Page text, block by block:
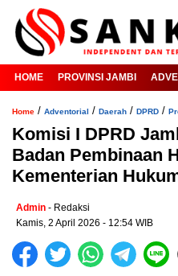
HOME PROVINSI JAMBI
Home / Adventorial / Daerah / DPRD /
Komisi I DPRD
Badan Pembinaan
Kementerian
Admin - Redaksi
Kamis, 2 April 2026 - 12:54 WIB